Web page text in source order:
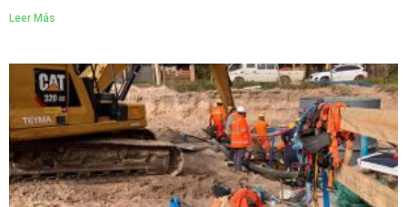
Leer Más